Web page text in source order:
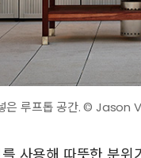
은 루프톱 공간. © Jason